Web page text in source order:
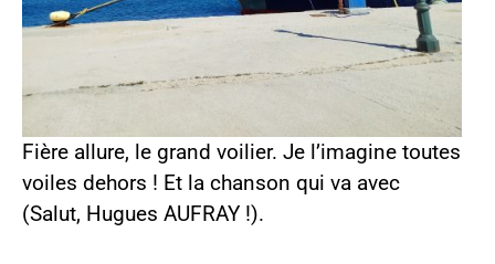
Fière allure, le grand voilier. Je l’imagine toutes
voiles dehors ! Et la chanson qui va avec
(Salut, Hugues AUFRAY !).